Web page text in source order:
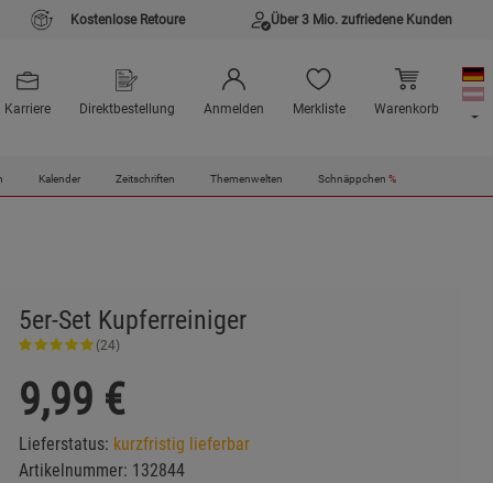
Kostenlose Retoure Über 3 Mio. zufriedene Kunden
Karriere Direktbestellung Anmelden Merkliste Warenkorb
Kalender Zeitschriften Themenwelten Schnäppchen %
5er-Set Kupferreiniger
(24)
9,99 €
Lieferstatus: kurzfristig lieferbar
Artikelnummer: 132844